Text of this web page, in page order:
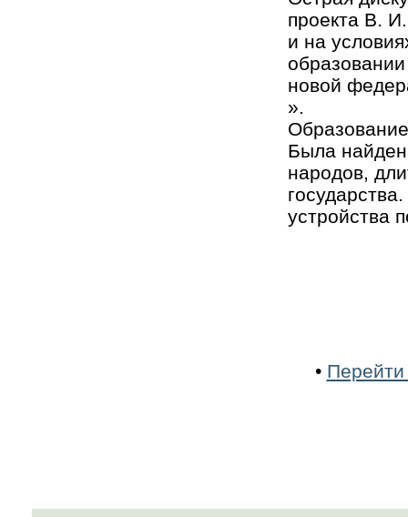
проекта В.
и на
новой
».
Была
народов,
устройства
• Перейти